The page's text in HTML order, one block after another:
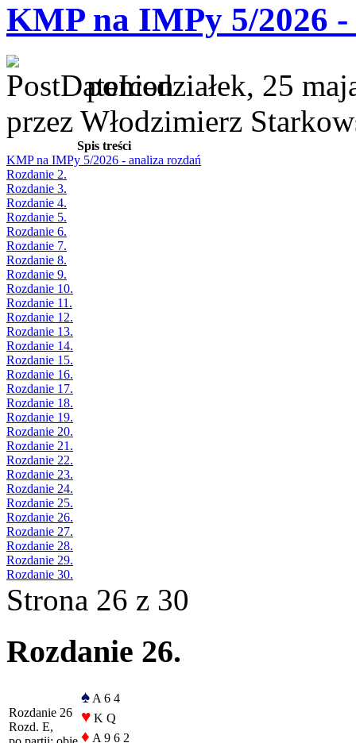
KMP na IMPy 5/2026
poniedziałek, 25
przez Włodzimierz
Spis treści
KMP na IMPy 5/2026 - analiza rozdań
Rozdanie 2.
Rozdanie 3.
Rozdanie 4.
Rozdanie 5.
Rozdanie 6.
Rozdanie 7.
Rozdanie 8.
Rozdanie 9.
Rozdanie 10.
Rozdanie 11.
Rozdanie 12.
Rozdanie 13.
Rozdanie 14.
Rozdanie 15.
Rozdanie 16.
Rozdanie 17.
Rozdanie 18.
Rozdanie 19.
Rozdanie 20.
Rozdanie 21.
Rozdanie 22.
Rozdanie 23.
Rozdanie 24.
Rozdanie 25.
Rozdanie 26.
Rozdanie 27.
Rozdanie 28.
Rozdanie 29.
Rozdanie 30.
Strona 26 z 30
Rozdanie 26.
Rozdanie 26
Rozd. E,
♠ A 6 4
♥ K Q
♦ A 9 6 2